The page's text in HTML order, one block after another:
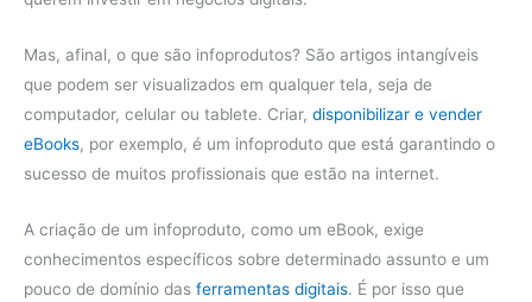
Mas, afinal, o que são infoprodutos? São artigos intangíveis
que podem ser visualizados em qualquer tela, seja de
computador, celular ou tablete. Criar, disponibilizar e vender
eBooks, por exemplo, é um infoproduto que está garantindo o
sucesso de muitos profissionais que estão na internet.
A criação de um infoproduto, como um eBook, exige
conhecimentos específicos sobre determinado assunto e um
pouco de domínio das ferramentas digitais. É por isso que